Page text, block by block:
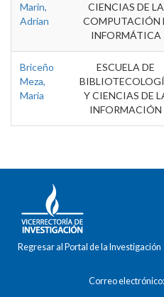
Marin,
Adrian
CIENCIAS DE LA
COMPUTACIÓN
INFORMÁTICA
Briceño
Meza,
Maria
ESCUELA DE
Y CIENCIAS DE
INFORMACIÓN
Regresar al Portal de la Investigación
Correo